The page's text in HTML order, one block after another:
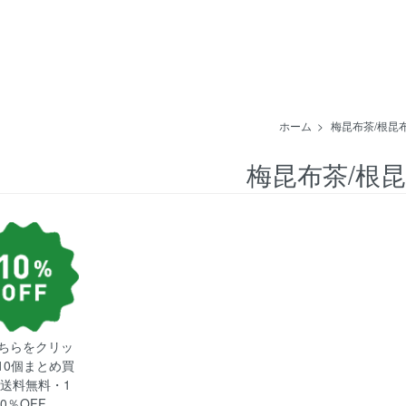
ホーム > 梅昆布茶/根昆
梅昆布茶/根
らをクリッ
個まとめ買
料無料・1